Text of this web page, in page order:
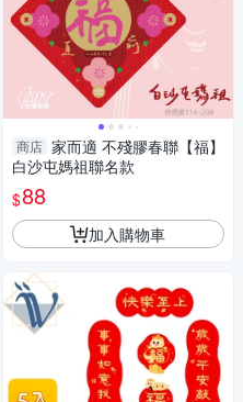
商店 家而適 不殘膠春聯【福】
白沙屯媽祖聯名款
$88
加入購物車